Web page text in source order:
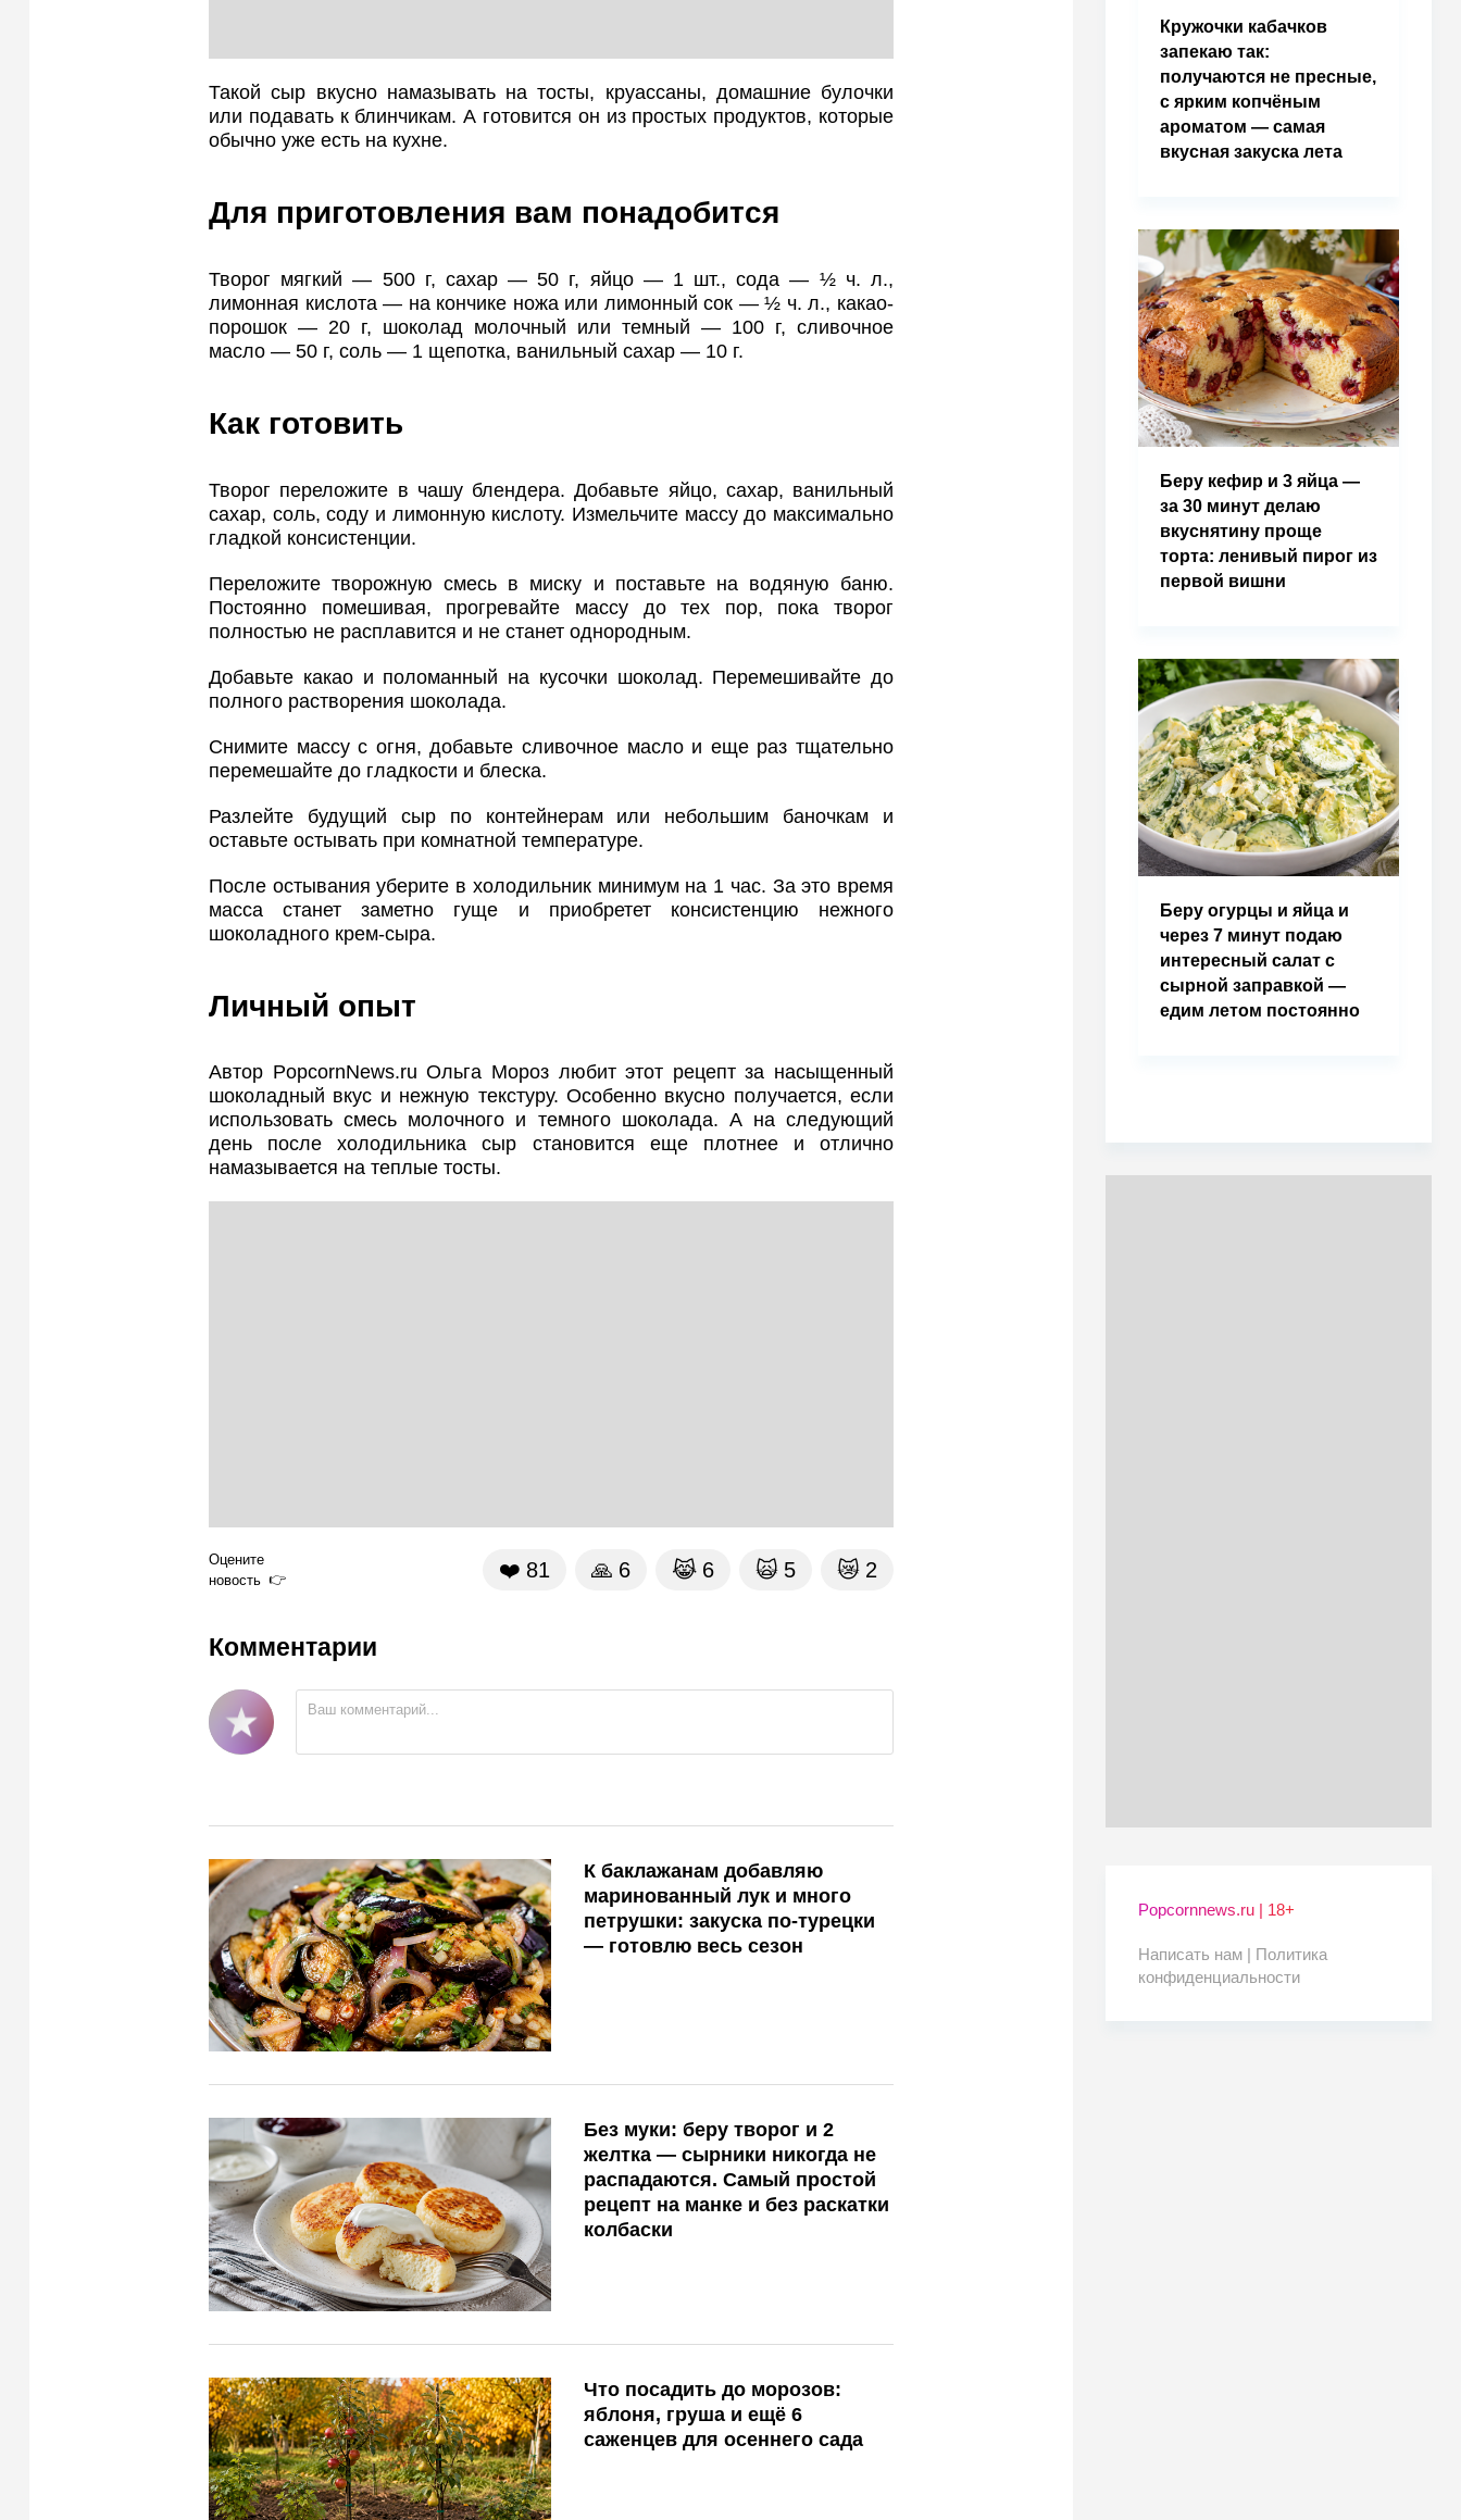
Такой сыр вкусно намазывать на тосты, круассаны, домашние булочки
или подавать к блинчикам. А готовится он из простых продуктов, которые
обычно уже есть на кухне.
Для приготовления вам понадобится
Творог мягкий — 500 г, сахар — 50 г, яйцо — 1 шт., сода — ½ ч. л.,
лимонная кислота — на кончике ножа или лимонный сок — ½ ч. л., какао-
порошок — 20 г, шоколад молочный или темный — 100 г, сливочное
масло — 50 г, соль — 1 щепотка, ванильный сахар — 10 г.
Как готовить
Творог переложите в чашу блендера. Добавьте яйцо, сахар, ванильный
сахар, соль, соду и лимонную кислоту. Измельчите массу до максимально
гладкой консистенции.
Переложите творожную смесь в миску и поставьте на водяную баню.
Постоянно помешивая, прогревайте массу до тех пор, пока творог
полностью не расплавится и не станет однородным.
Добавьте какао и поломанный на кусочки шоколад. Перемешивайте до
полного растворения шоколада.
Снимите массу с огня, добавьте сливочное масло и еще раз тщательно
перемешайте до гладкости и блеска.
Разлейте будущий сыр по контейнерам или небольшим баночкам и
оставьте остывать при комнатной температуре.
После остывания уберите в холодильник минимум на 1 час. За это время
масса станет заметно гуще и приобретет консистенцию нежного
шоколадного крем-сыра.
Личный опыт
Автор PopcornNews.ru Ольга Мороз любит этот рецепт за насыщенный
шоколадный вкус и нежную текстуру. Особенно вкусно получается, если
использовать смесь молочного и темного шоколада. А на следующий
день после холодильника сыр становится еще плотнее и отлично
намазывается на теплые тосты.
Оцените
новость
❤️ 81 🙏 6 😹 6 🙀 5 😿 2
Комментарии
К баклажанам добавляю
маринованный лук и много
петрушки: закуска по-турецки
— готовлю весь сезон
Без муки: беру творог и 2
желтка — сырники никогда не
распадаются. Самый простой
рецепт на манке и без раскатки
колбаски
Что посадить до морозов:
яблоня, груша и ещё 6
саженцев для осеннего сада
Кружочки кабачков
запекаю так:
получаются не пресные,
с ярким копчёным
ароматом — самая
вкусная закуска лета
Беру кефир и 3 яйца —
за 30 минут делаю
вкуснятину проще
торта: ленивый пирог из
первой вишни
Беру огурцы и яйца и
через 7 минут подаю
интересный салат с
сырной заправкой —
едим летом постоянно
Popcornnews.ru | 18+
Написать нам | Политика
конфиденциальности